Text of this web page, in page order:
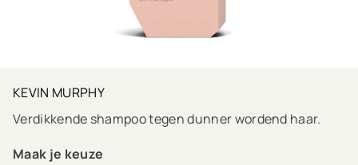
KEVIN MURPHY
Verdikkende shampoo tegen dunner wordend haar.
Maak je keuze